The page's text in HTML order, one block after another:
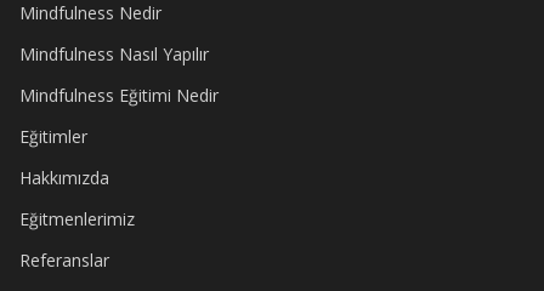
Mindfulness Nedir
Mindfulness Nasıl Yapılır
Mindfulness Eğitimi Nedir
Eğitimler
Hakkımızda
Eğitmenlerimiz
Referanslar